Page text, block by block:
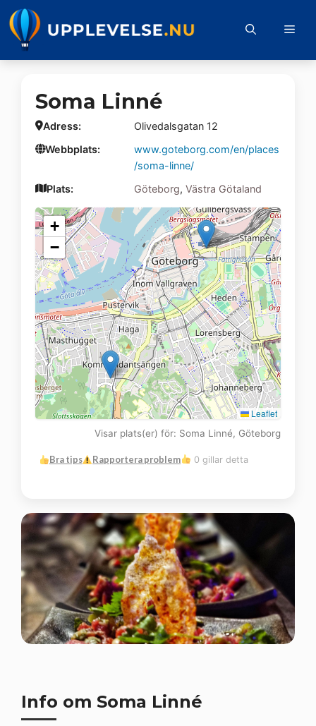
Hoppa
till
innehåll
Soma Linné
Adress:
Olivedalsgatan 12
Webbplats:
www.goteborg.com/en/places
/soma-linne/
Plats:
Göteborg, Västra Götaland
+
−
Leaflet
Visar plats(er) för: Soma Linné, Göteborg
Bra tips Rapportera problem 0 gillar detta
Info om Soma Linné